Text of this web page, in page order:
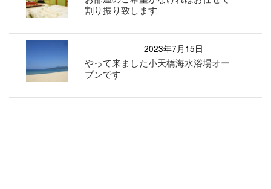
割り振り致します
2023年7月15日
やって来ました小天橋海水浴場オー
プンです